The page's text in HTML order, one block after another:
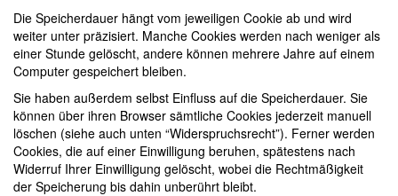
Die Speicherdauer hängt vom jeweiligen Cookie ab und wird
weiter unter präzisiert. Manche Cookies werden nach weniger als
einer Stunde gelöscht, andere können mehrere Jahre auf einem
Computer gespeichert bleiben.
Sie haben außerdem selbst Einfluss auf die Speicherdauer. Sie
können über ihren Browser sämtliche Cookies jederzeit manuell
löschen (siehe auch unten “Widerspruchsrecht”). Ferner werden
Cookies, die auf einer Einwilligung beruhen, spätestens nach
Widerruf Ihrer Einwilligung gelöscht, wobei die Rechtmäßigkeit
der Speicherung bis dahin unberührt bleibt.